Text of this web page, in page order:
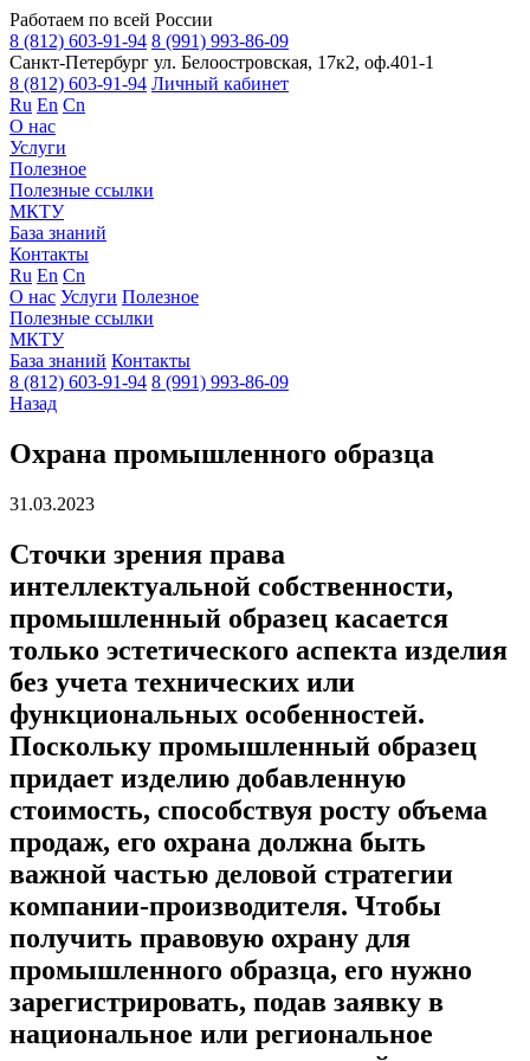
Работаем по всей России
8 (812) 603-91-94 8 (991) 993-86-09
Санкт-Петербург ул. Белоостровская, 17к2, оф.401-1
8 (812) 603-91-94 Личный кабинет
Ru En Cn
О нас
Услуги
Полезное
Полезные ссылки
МКТУ
База знаний
Контакты
Ru En Cn
О нас Услуги Полезное
Полезные ссылки
МКТУ
База знаний Контакты
8 (812) 603-91-94 8 (991) 993-86-09
Назад
Охрана промышленного образца
31.03.2023
Сточки зрения права
интеллектуальной собственности,
промышленный образец касается
только эстетического аспекта изделия
без учета технических или
функциональных особенностей.
Поскольку промышленный образец
придает изделию добавленную
стоимость, способствуя росту объема
продаж, его охрана должна быть
важной частью деловой стратегии
компании-производителя. Чтобы
получить правовую охрану для
промышленного образца, его нужно
зарегистрировать, подав заявку в
национальное или региональное